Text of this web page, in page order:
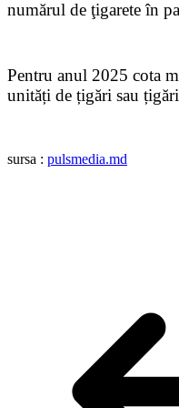
numărul de ţigarete în
Pentru anul 2025 cota
unități de țigări sau
sursa : pulsmedia.md